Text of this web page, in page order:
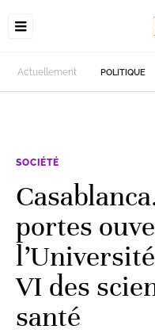
Actuellement POLITIQUE
SOCIÉTÉ
portes
VI des
santé